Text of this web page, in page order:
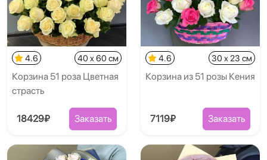
4.6 40 x 60 см
Корзина 51 роза Цветная
страсть
18429₽ Заказать
4.6 30 x 23 см
Корзина из 51 розы Кения
7119₽ Заказать